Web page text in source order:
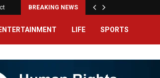
BREAKING NEWS
ENTERTAINMENT LIFE SPORTS